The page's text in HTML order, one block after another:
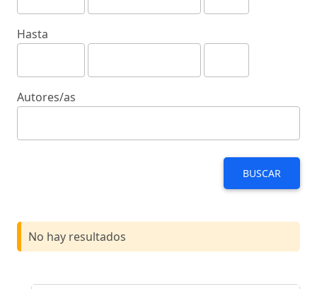
Hasta
Autores/as
BUSCAR
No hay resultados